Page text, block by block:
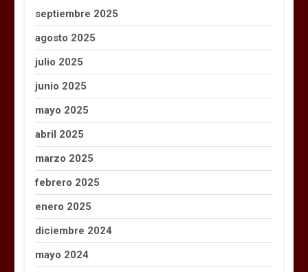
septiembre 2025
agosto 2025
julio 2025
junio 2025
mayo 2025
abril 2025
marzo 2025
febrero 2025
enero 2025
diciembre 2024
mayo 2024